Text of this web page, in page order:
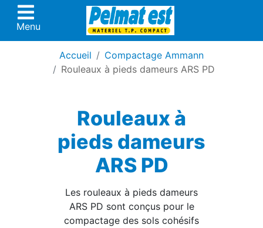
Menu
Accueil
Compactage Ammann
Rouleaux à pieds dameurs ARS PD
Rouleaux à
pieds dameurs
ARS PD
Les rouleaux à pieds dameurs
ARS PD sont conçus pour le
compactage des sols cohésifs